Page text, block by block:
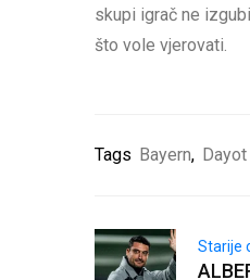
skupi igrač ne
što vole vjerovati.
Tags Bayern,
Starije